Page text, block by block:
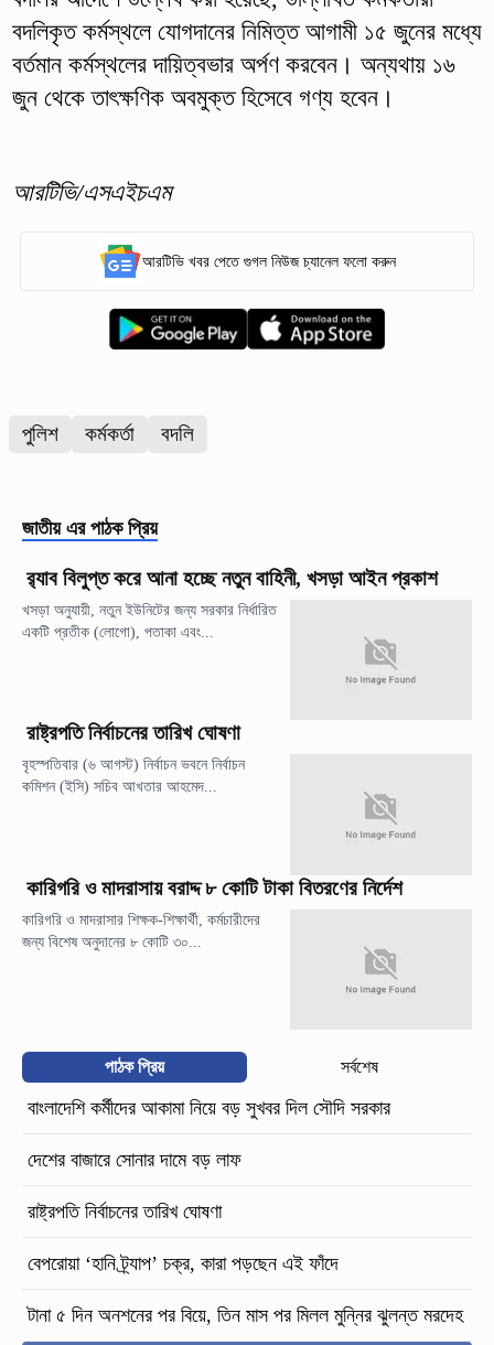
বদলিকৃত কর্মস্থলে যোগদানের নিমিত্ত আগামী ১৫ জুনের মধ্যে
বর্তমান কর্মস্থলের দায়িত্বভার অর্পণ করবেন। অন্যথায় ১৬
জুন থেকে তাৎক্ষণিক অবমুক্ত হিসেবে গণ্য হবেন।
আরটিভি/এসএইচএম
আরটিভি খবর পেতে গুগল নিউজ চ্যানেল ফলো করুন
পুলিশ কর্মকর্তা বদলি
জাতীয় এর পাঠক প্রিয়
র‍্যাব বিলুপ্ত করে আনা হচ্ছে নতুন বাহিনী, খসড়া আইন প্রকাশ
খসড়া অনুযায়ী, নতুন ইউনিটের জন্য সরকার নির্ধারিত
একটি প্রতীক (লোগো), পতাকা এবং...
রাষ্ট্রপতি নির্বাচনের তারিখ ঘোষণা
বৃহস্পতিবার (৬ আগস্ট) নির্বাচন ভবনে নির্বাচন
কমিশন (ইসি) সচিব আখতার আহমেদ...
কারিগরি ও মাদরাসায় বরাদ্দ ৮ কোটি টাকা বিতরণের নির্দেশ
কারিগরি ও মাদরাসার শিক্ষক-শিক্ষার্থী, কর্মচারীদের
জন্য বিশেষ অনুদানের ৮ কোটি ৩০...
পাঠক প্রিয় সর্বশেষ
বাংলাদেশি কর্মীদের আকামা নিয়ে বড় সুখবর দিল সৌদি সরকার
দেশের বাজারে সোনার দামে বড় লাফ
রাষ্ট্রপতি নির্বাচনের তারিখ ঘোষণা
বেপরোয়া ‘হানি ট্র্যাপ’ চক্র, কারা পড়ছেন এই ফাঁদে
টানা ৫ দিন অনশনের পর বিয়ে, তিন মাস পর মিলল মুন্নির ঝুলন্ত মরদেহ